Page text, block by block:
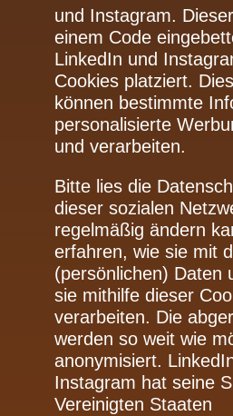
und Instagram.
einem Code
LinkedIn und
Cookies platziert.
können bestimmte
personalisierte
und verarbeiten.
Bitte lies die
dieser sozialen
regelmäßig ändern
erfahren, wie sie mit
(persönlichen) Daten
sie mithilfe dieser
verarbeiten. Die
werden so weit wie
anonymisiert.
Instagram hat seine
Vereinigten Staaten